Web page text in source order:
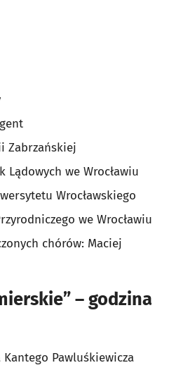
Zabrzańskiej
Lądowych we Wrocławiu
Wrocławskiego
we Wrocławiu
chórów: Maciej
– godzina
Pawluśkiewicza